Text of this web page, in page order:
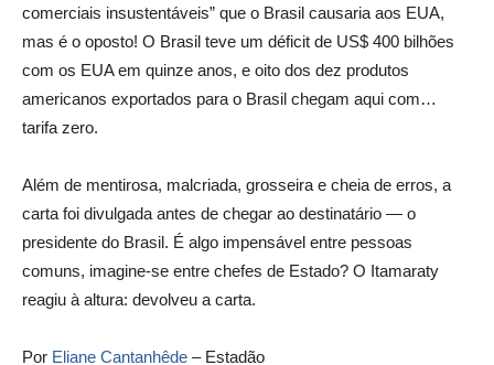
comerciais insustentáveis” que o Brasil causaria aos EUA,
mas é o oposto! O Brasil teve um déficit de US$ 400 bilhões
com os EUA em quinze anos, e oito dos dez produtos
americanos exportados para o Brasil chegam aqui com…
tarifa zero.
Além de mentirosa, malcriada, grosseira e cheia de erros, a
carta foi divulgada antes de chegar ao destinatário — o
presidente do Brasil. É algo impensável entre pessoas
comuns, imagine-se entre chefes de Estado? O Itamaraty
reagiu à altura: devolveu a carta.
Por Eliane Cantanhêde – Estadão